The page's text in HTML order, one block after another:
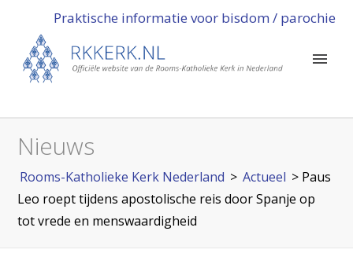
Praktische informatie voor bisdom / parochie
Nieuws
Rooms-Katholieke Kerk Nederland > Actueel > Paus
Leo roept tijdens apostolische reis door Spanje op
tot vrede en menswaardigheid